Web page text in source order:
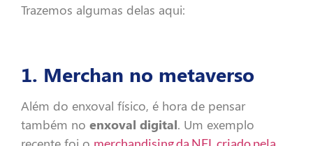
Trazemos algumas delas aqui:
1. Merchan no metaverso
Além do enxoval físico, é hora de pensar
também no enxoval digital. Um exemplo